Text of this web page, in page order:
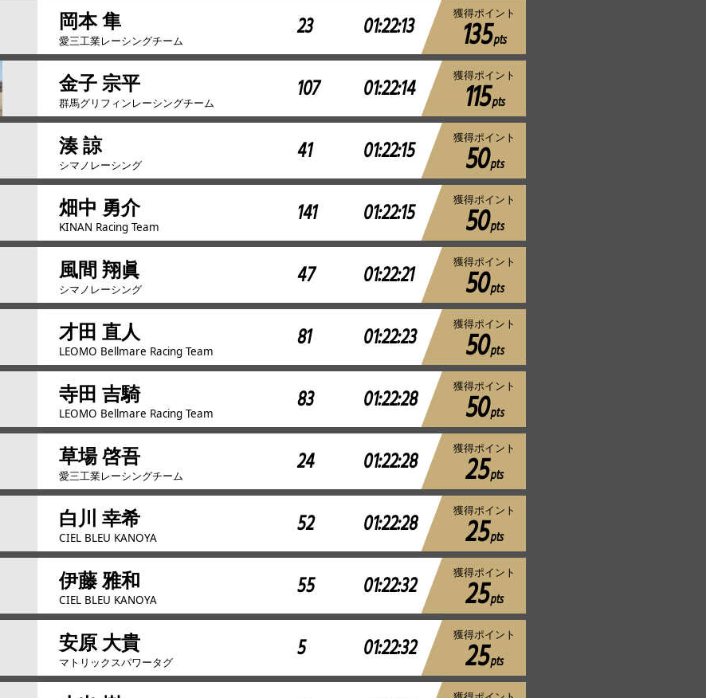
岡本 隼
愛三工業レーシングチーム 23 01:22:13 獲得ポイント
135pts
金子 宗平
群馬グリフィンレーシングチーム 107 01:22:14 獲得ポイント
115pts
湊 諒
シマノレーシング 41 01:22:15 獲得ポイント
50pts
畑中 勇介
KINAN Racing Team 141 01:22:15 獲得ポイント
50pts
風間 翔眞
シマノレーシング 47 01:22:21 獲得ポイント
50pts
才田 直人
LEOMO Bellmare Racing Team 81 01:22:23 獲得ポイント
50pts
寺田 吉騎
LEOMO Bellmare Racing Team 83 01:22:28 獲得ポイント
50pts
草場 啓吾
愛三工業レーシングチーム 24 01:22:28 獲得ポイント
25pts
白川 幸希
CIEL BLEU KANOYA 52 01:22:28 獲得ポイント
25pts
伊藤 雅和
CIEL BLEU KANOYA 55 01:22:32 獲得ポイント
25pts
安原 大貴
マトリックスパワータグ 5 01:22:32 獲得ポイント
25pts